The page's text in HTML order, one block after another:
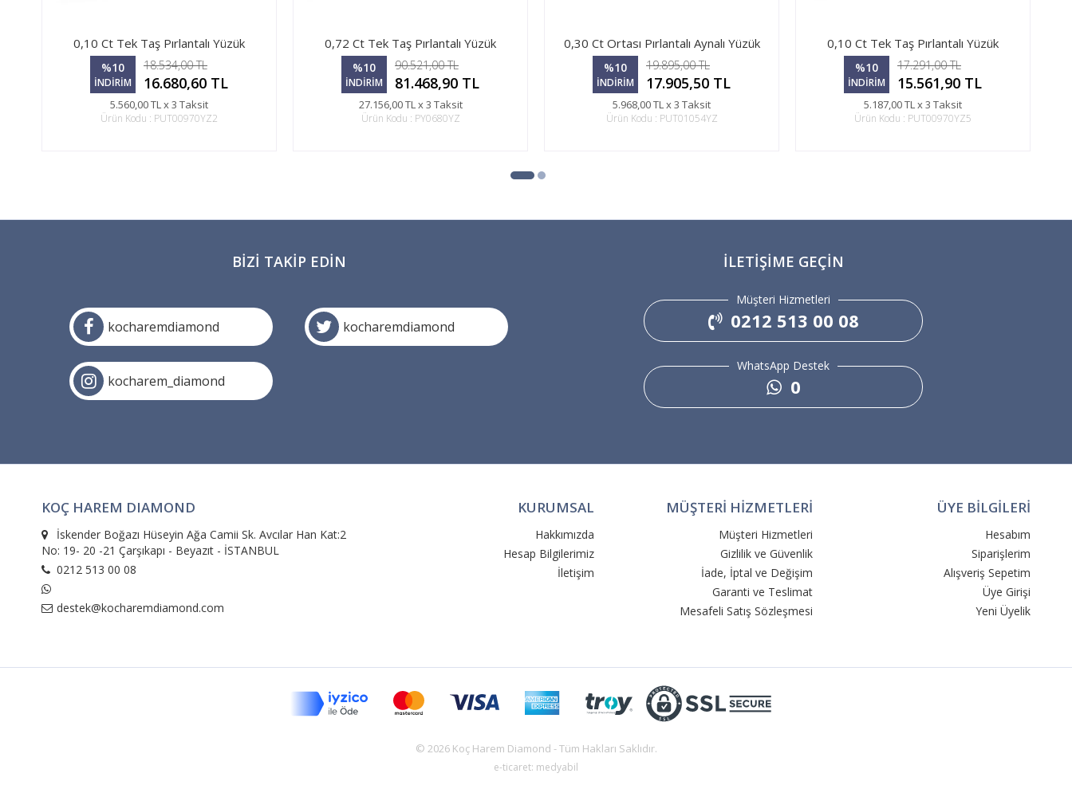
0,10 Ct Tek Taş Pırlantalı Yüzük
%10
İNDİRİM
18.534,00 TL
16.680,60 TL
5.560,00 TL x 3 Taksit
Ürün Kodu : PUT00970YZ2
0,72 Ct Tek Taş Pırlantalı Yüzük
%10
İNDİRİM
90.521,00 TL
81.468,90 TL
27.156,00 TL x 3 Taksit
Ürün Kodu : PY0680YZ
0,30 Ct Ortası Pırlantalı Aynalı Yüzük
%10
İNDİRİM
19.895,00 TL
17.905,50 TL
5.968,00 TL x 3 Taksit
Ürün Kodu : PUT01054YZ
0,10 Ct Tek Taş Pırlantalı Yüzük
%10
İNDİRİM
17.291,00 TL
15.561,90 TL
5.187,00 TL x 3 Taksit
Ürün Kodu : PUT00970YZ5
BIZI TAKIP EDIN
kocharemdiamond kocharemdiamond
kocharem_diamond
İLETIŞIME GEÇIN
Müşteri Hizmetleri
0212 513 00 08
WhatsApp Destek
0
KOÇ HAREM DIAMOND
İskender Boğazı Hüseyin Ağa Camii Sk. Avcılar Han Kat:2
No: 19- 20 -21 Çarşıkapı - Beyazıt - İSTANBUL
0212 513 00 08
destek@kocharemdiamond.com
KURUMSAL
Hakkımızda
Hesap Bilgilerimiz
İletişim
MÜŞTERİ HİZMETLERİ
Müşteri Hizmetleri
Gizlilik ve Güvenlik
İade, İptal ve Değişim
Garanti ve Teslimat
Mesafeli Satış Sözleşmesi
ÜYE BİLGİLERİ
Hesabım
Siparişlerim
Alışveriş Sepetim
Üye Girişi
Yeni Üyelik
© 2026 Koç Harem Diamond - Tüm Hakları Saklıdır.
e-ticaret: medyabil